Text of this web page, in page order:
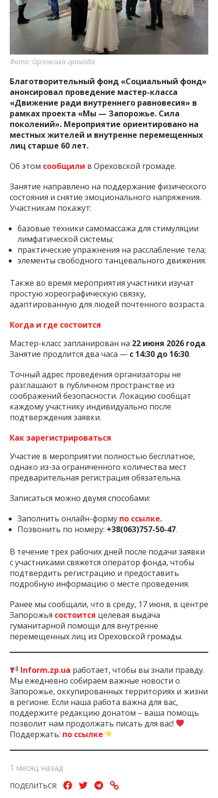
важную информацию о событиях
города Запорожья и области.
Фото: Оріхівська громада
Благотворительный фонд «Социальный фонд»
анонсировал проведение мастер-класса
«Движение ради внутреннего равновесия» в
рамках проекта «Мы — Запорожье. Сила
поколений». Мероприятие ориентировано на
местных жителей и внутренне перемещенных
лиц старше 60 лет.
Об этом сообщили в Ореховской громаде.
Занятие направлено на поддержание физического
состояния и снятие эмоционального напряжения.
Участникам покажут:
базовые техники самомассажа для стимуляции
лимфатической системы;
практические упражнения на расслабление тела;
элементы свободного танцевального движения.
Также во время мероприятия участники изучат
простую хореографическую связку,
адаптированную для людей почтенного возраста.
Когда и где состоится
Мастер-класс запланирован на 22 июня 2026 года.
Занятие продлится два часа — с 14:30 до 16:30.
Точный адрес проведения организаторы не
разглашают в публичном пространстве из
соображений безопасности. Локацию сообщат
каждому участнику индивидуально после
подтверждения заявки.
Как зарегистрироваться
Участие в мероприятии полностью бесплатное,
однако из-за ограниченного количества мест
предварительная регистрация обязательна.
Записаться можно двумя способами:
Заполнить онлайн-форму по ссылке.
Позвонить по номеру: +38(063)757-50-47.
В течение трех рабочих дней после подачи заявки
с участниками свяжется оператор фонда, чтобы
подтвердить регистрацию и предоставить
подробную информацию о месте проведения.
Ранее мы сообщали, что в среду, 17 июня, в центре
Запорожья состоится целевая выдача
гуманитарной помощи для внутренне
перемещенных лиц из Ореховской громады.
Inform.zp.ua работает, чтобы вы знали правду.
Мы ежедневно собираем важные новости о
Запорожье, оккупированных территориях и жизни
в регионе. Если наша работа важна для вас,
поддержите редакцию донатом – ваша помощь
позволит нам продолжать писать для вас!
Поддержать: по ссылке
1 месяц назад
ПОДЕЛИТЬСЯ: